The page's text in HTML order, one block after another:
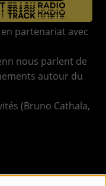
partenariat avec
nous parlent de
autour du
(Bruno Cathala,